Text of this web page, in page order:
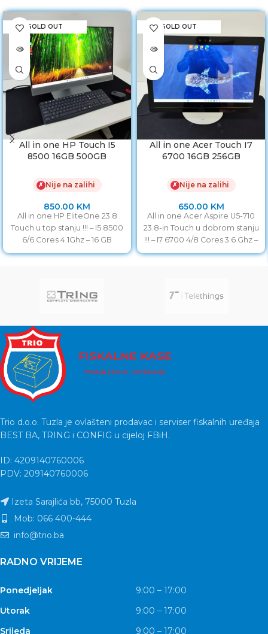
SOLD OUT
All in one HP Touch I5
8500 16GB 500GB
✗ Nije na zalihi
850.00 KM
All in one HP EliteOne 23.8
Touch u top stanju !!! – I5 8500
6/6 Cores 4.1Ghz – 16 GB
SOLD OUT
All in one Acer Touch I7
6700 16GB 256GB
✗ Nije na zalihi
650.00 KM
All in one Acer Aspire U5-710
23.8-in Touch u dobrom stanju
!!! – I7 6700 4/8 Cores 3.6 Ghz –
Trio d.o.o. Tuzla je ovlašteni prodavac i serviser fiskalnih uređaja
BEST BA, TRING i CONFIG u cijeloj FBiH.
ID: 4209140760006
PDV: 209140760006
Izeta Sarajlića bb, 75000 Tuzla
Mob: 066 400-444
info@trio.ba
RADNO VRIJEME
Ponedjeljak
9:00 – 17:00
Utorak
9:00 – 17:00
Srijeda
9:00 – 17:00